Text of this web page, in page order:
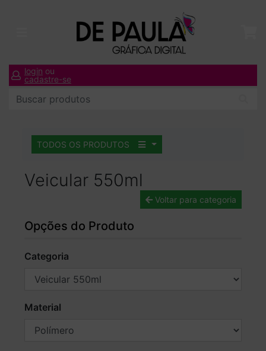
login ou
cadastre-se
TODOS OS PRODUTOS
Veicular 550ml
Voltar para categoria
Opções do Produto
Categoria
Material